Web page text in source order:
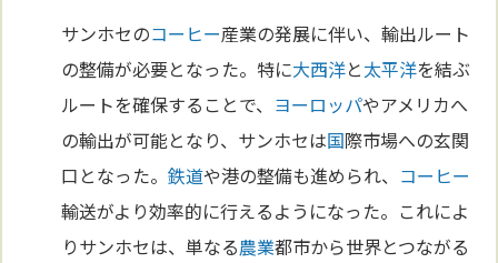
サンホセのコーヒー産業の発展に伴い、輸出ルート
の整備が必要となった。特に大西洋と太平洋を結ぶ
ルートを確保することで、 ヨーロッパやアメリカへ
の輸出が可能となり、サンホセは国際市場への玄関
口となった。鉄道や港の整備も進められ、 コーヒー
輸送がより効率的に行えるようになった。これによ
りサンホセは、単なる農業都市から世界とつながる